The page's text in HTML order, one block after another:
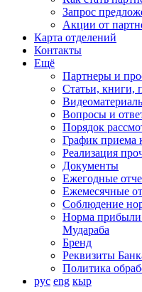
Запрос
Акции от
Карта отделений
Контакты
Ещё
Партнеры и
Статьи, книги,
Вопросы и
Порядок
График приема
Реализация
Документы
Ежегодные
Ежемесячные
Соблюдение
Норма прибыли
Мудараба
Бренд
Реквизиты
Политика
рус eng кыр